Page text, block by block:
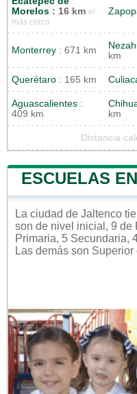
Morelos : 16 km el
más cerca
Monterrey : 671 km
km
Querétaro : 165 km
Aguascalientes :
409 km
km
Distancia
ESCUELAS
La ciudad de Jaltenco
son de nivel inicial, 9 de
Primaria, 5 Secundaria,
Las demás son